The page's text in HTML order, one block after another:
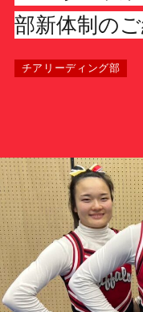
スポーツ局に
クラブ紹介
サポーターの会カ
お知らせ
サポート情報
運動部支援
部新体制の
チアリーディング部